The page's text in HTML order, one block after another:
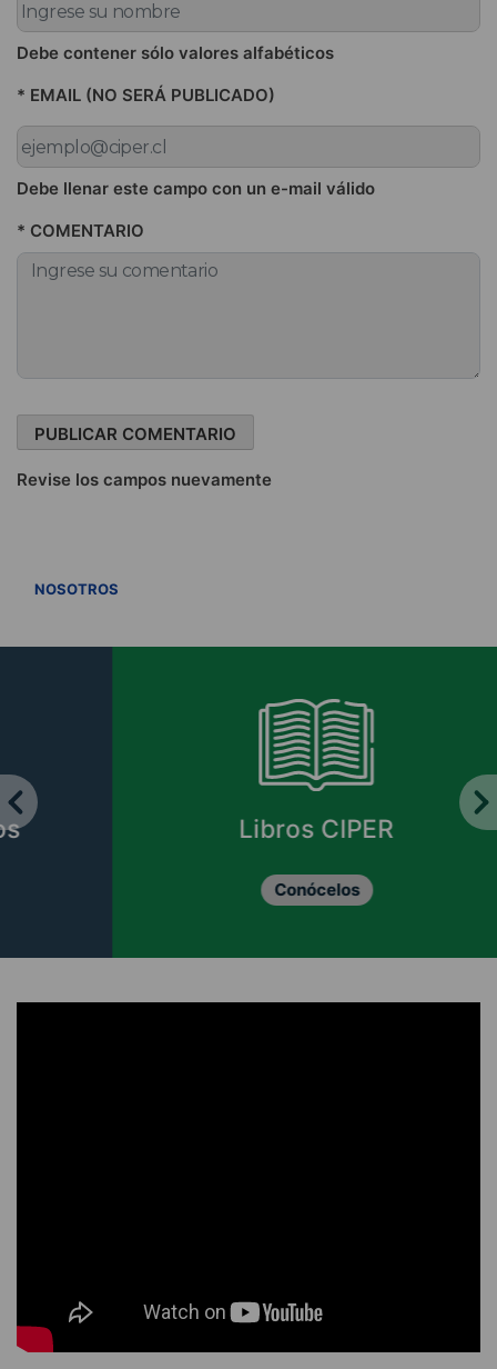
Debe contener sólo valores alfabéticos
* EMAIL (NO SERÁ PUBLICADO)
Debe llenar este campo con un e-mail válido
* COMENTARIO
Revise los campos nuevamente
NOSOTROS
Libros CIPER
Conócelos